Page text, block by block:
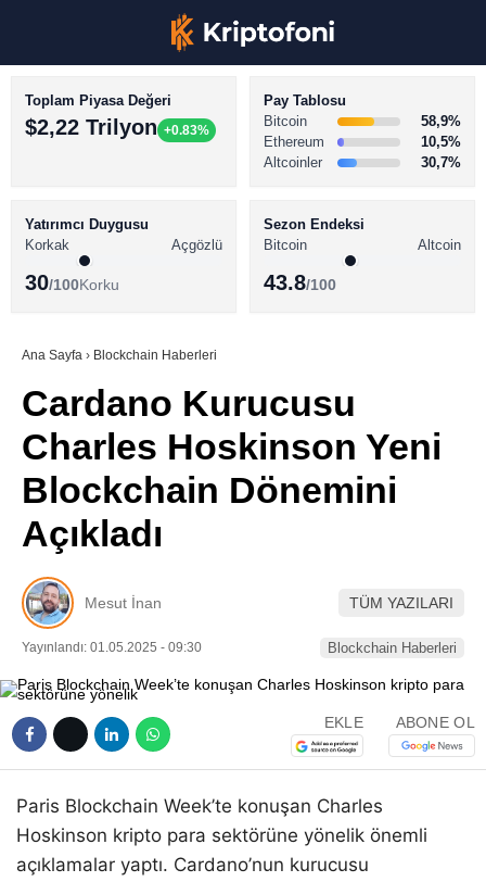
Youtube
TikTok
BİTCOİN HABERLERİ
ALTCOİN HABERLERİ
SÖZLÜK
Toplam Piyasa Değeri
$2,22 Trilyon +0.83%
Pay Tablosu
Bitcoin
58,9%
Ethereum
10,5%
Altcoinler
30,7%
Yatırımcı Duygusu
Korkak
Açgözlü
30/100Korku
Sezon Endeksi
Bitcoin
Altcoin
43.8/100
Ana Sayfa › Blockchain Haberleri
Cardano Kurucusu
Charles Hoskinson Yeni
Blockchain Dönemini
Açıkladı
Mesut İnan TÜM YAZILARI
Yayınlandı: 01.05.2025 - 09:30 Blockchain Haberleri
EKLE ABONE OL
Paris Blockchain Week’te konuşan Charles
Hoskinson kripto para sektörüne yönelik önemli
açıklamalar yaptı. Cardano’nun kurucusu